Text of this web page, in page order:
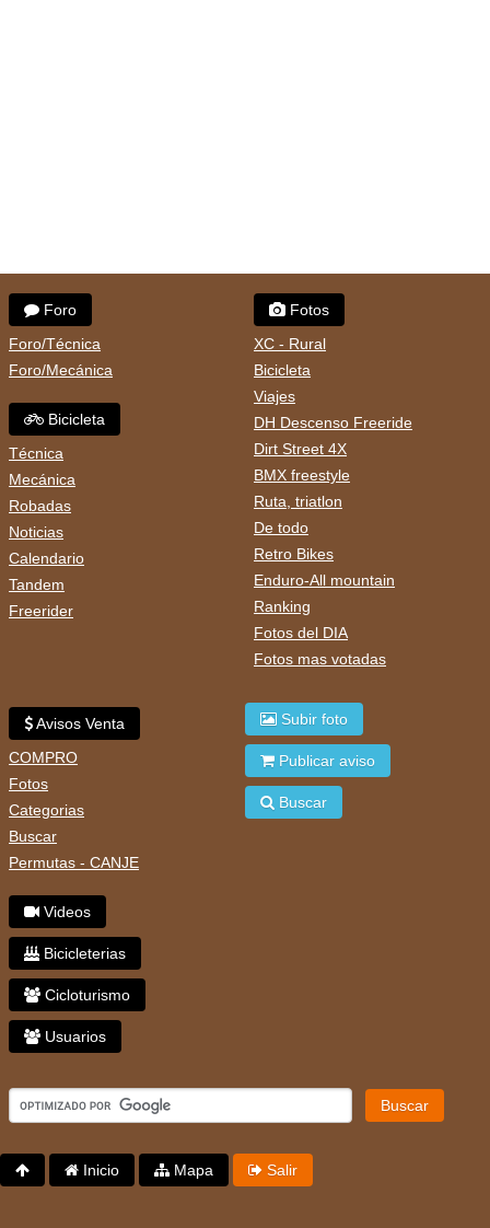
Foro
Foro/Técnica
Foro/Mecánica
Bicicleta
Técnica
Mecánica
Robadas
Noticias
Calendario
Tandem
Freerider
Fotos
XC - Rural
Bicicleta
Viajes
DH Descenso Freeride
Dirt Street 4X
BMX freestyle
Ruta, triatlon
De todo
Retro Bikes
Enduro-All mountain
Ranking
Fotos del DIA
Fotos mas votadas
Avisos Venta
COMPRO
Fotos
Categorias
Buscar
Permutas - CANJE
Videos
Bicicleterias
Cicloturismo
Usuarios
Subir foto
Publicar aviso
Buscar
Buscar
Inicio Mapa Salir